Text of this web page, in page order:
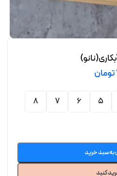
تومان
5
6
7
8
به سبد خرید
کنید